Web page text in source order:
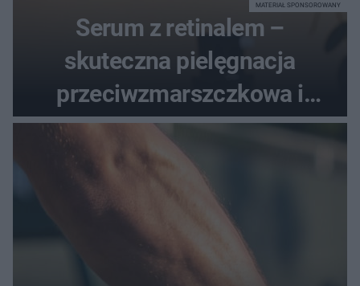
Serum z retinalem –
skuteczna pielęgnacja
przeciwzmarszczkowa i
regenerująca
MATERIAŁ SPONSOROWANY